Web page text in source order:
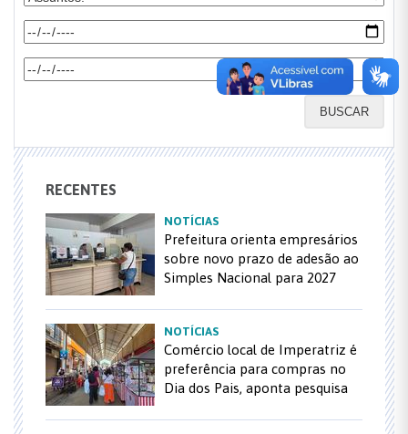
BUSCAR
RECENTES
NOTÍCIAS
Prefeitura orienta empresários
sobre novo prazo de adesão ao
Simples Nacional para 2027
NOTÍCIAS
Comércio local de Imperatriz é
preferência para compras no
Dia dos Pais, aponta pesquisa